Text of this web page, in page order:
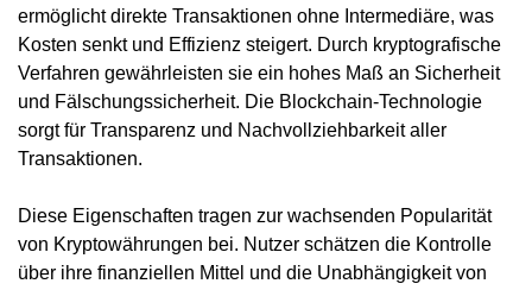
ermöglicht direkte Transaktionen ohne Intermediäre, was
Kosten senkt und Effizienz steigert. Durch kryptografische
Verfahren gewährleisten sie ein hohes Maß an Sicherheit
und Fälschungssicherheit. Die Blockchain-Technologie
sorgt für Transparenz und Nachvollziehbarkeit aller
Transaktionen.
Diese Eigenschaften tragen zur wachsenden Popularität
von Kryptowährungen bei. Nutzer schätzen die Kontrolle
über ihre finanziellen Mittel und die Unabhängigkeit von